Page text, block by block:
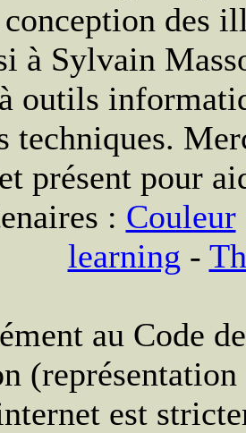
des
à Sylvain
outils
techniques.
présent pour
: Couleur
learning -
au Code
est